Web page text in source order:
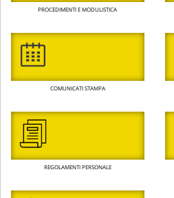
PROCEDIMENTI E MODULISTICA
COMUNICATI STAMPA
REGOLAMENTI PERSONALE